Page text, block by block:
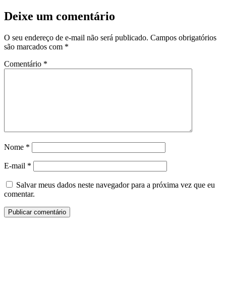
Deixe um comentário
O seu endereço de e-mail não será publicado. Campos obrigatórios
são marcados com *
Comentário *
Nome *
E-mail *
Salvar meus dados neste navegador para a próxima vez que eu
comentar.